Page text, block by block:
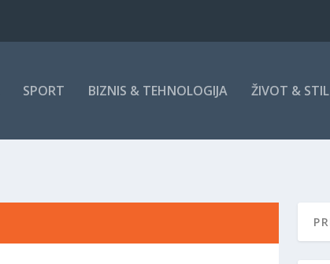
SPORT BIZNIS & TEHNOLOGIJA ŽIVOT & STIL